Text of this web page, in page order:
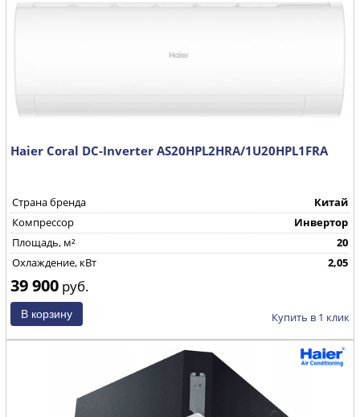
Haier Coral DC-Inverter AS20HPL2HRA/1U20HPL1FRA
Страна бренда
Китай
Компрессор
Инвертор
Площадь, м²
20
Охлаждение, кВт
2,05
39 900 руб.
Купить в 1 клик